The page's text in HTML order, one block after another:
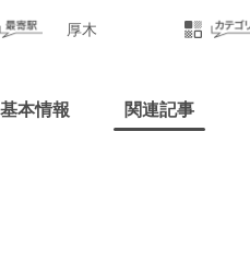
厚木
基本情報 関連記事